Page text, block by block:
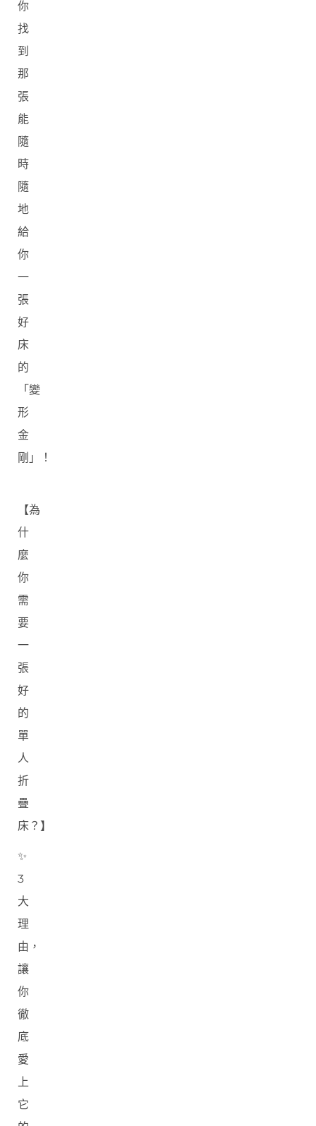
你
找
到
那
張
能
隨
時
隨
地
給
你
一
張
好
床
的
「變
形
金
剛」！
【為
什
麼
你
需
要
一
張
好
的
單
人
折
疊
床？】
✨
3
大
理
由，
讓
你
徹
底
愛
上
它